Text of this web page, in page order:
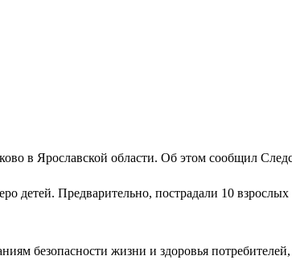
в Ярославской области. Об этом сообщил
детей. Предварительно, пострадали 10
безопасности жизни и здоровья